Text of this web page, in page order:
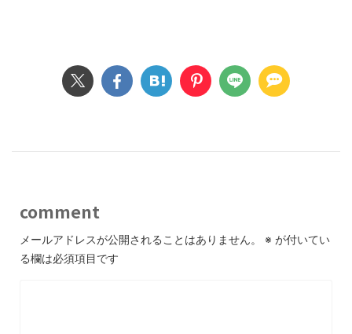
comment
メールアドレスが公開されることはありません。 ※ が付いてい
る欄は必須項目です